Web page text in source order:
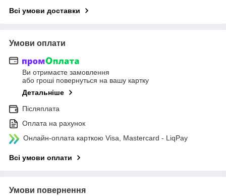
Всі умови доставки
Умови оплати
Ви отримаєте замовлення
або гроші повернуться на вашу картку
Детальніше
Післяплата
Оплата на рахунок
Онлайн-оплата карткою Visa, Mastercard - LiqPay
Всі умови оплати
Умови повернення